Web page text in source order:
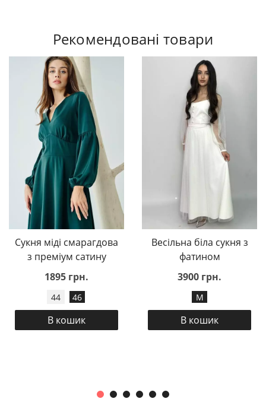
Рекомендовані товари
Сукня міді смарагдова
з преміум сатину
1895 грн.
44 46
В кошик
Весільна біла сукня з
фатином
3900 грн.
M
В кошик